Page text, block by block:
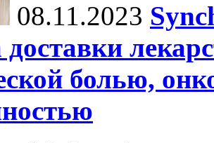
08.11.2023
доставки
болью,